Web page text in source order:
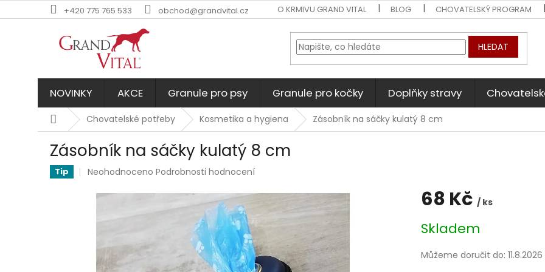
na
+420 775 765 533 obchod@grandvital.cz O KRMIVU GRAND VITAL BLOG CHOVATELSKÝ PROGRAM
HLEDAT
NOVINKY AKCE Granule pro psy Granule pro kočky Doplňky stravy
DomůChovatelské potřeby Kosmetika a hygiena Zásobník na sáčky kulatý 8 cm
Zásobník na sáčky kulatý 8 cm
Tip
Průměrné
produktu
hvězdiček.
Neohodnoceno Podrobnosti hodnocení
68 Kč / ks
cena:
Skladem
Můžeme doručit do: 11.8.2026